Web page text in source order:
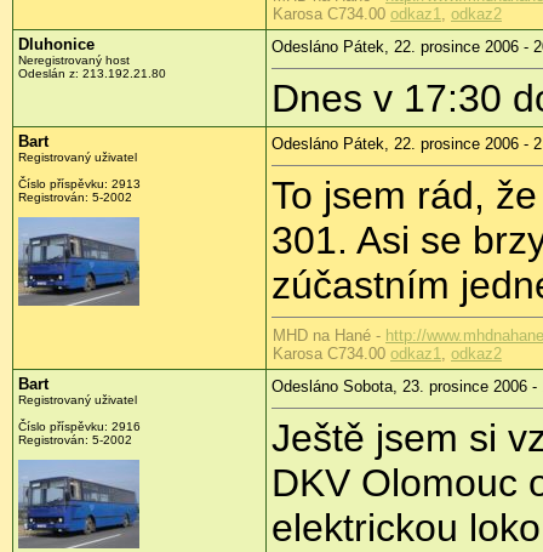
Karosa C734.00 odkaz1, odkaz2
Dluhonice
Neregistrovaný host
Odeslán z: 213.192.21.80
Odesláno Pátek, 22. prosince 2006 -
Dnes v 17:30
Bart
Registrovaný uživatel
Číslo příspěvku: 2913
Registrován: 5-2002
Odesláno Pátek, 22. prosince 2006 -
To jsem rád,
301. Asi se
zúčastním
MHD na Hané - http://
Karosa C734.00 odkaz1, odkaz2
Bart
Registrovaný uživatel
Číslo příspěvku: 2916
Registrován: 5-2002
Odesláno Sobota, 23. prosince 2006 -
Ještě jsem si
DKV Olomouc
elektrickou